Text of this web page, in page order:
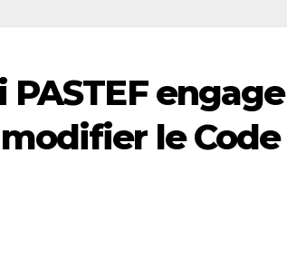
engage
le Code